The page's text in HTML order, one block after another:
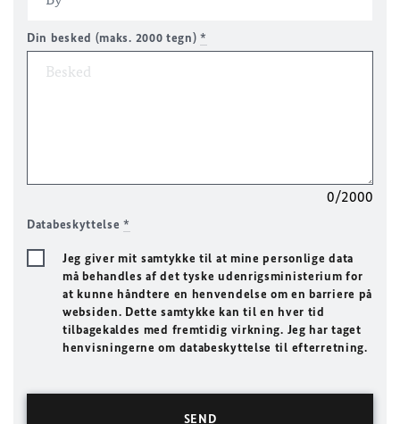
Din besked (maks. 2000 tegn)*
0/2000
Databeskyttelse*
Jeg giver mit samtykke til at mine personlige data
må behandles af det tyske udenrigsministerium for
at kunne håndtere en henvendelse om en barriere på
websiden. Dette samtykke kan til en hver tid
tilbagekaldes med fremtidig virkning. Jeg har taget
henvisningerne om databeskyttelse til efterretning.